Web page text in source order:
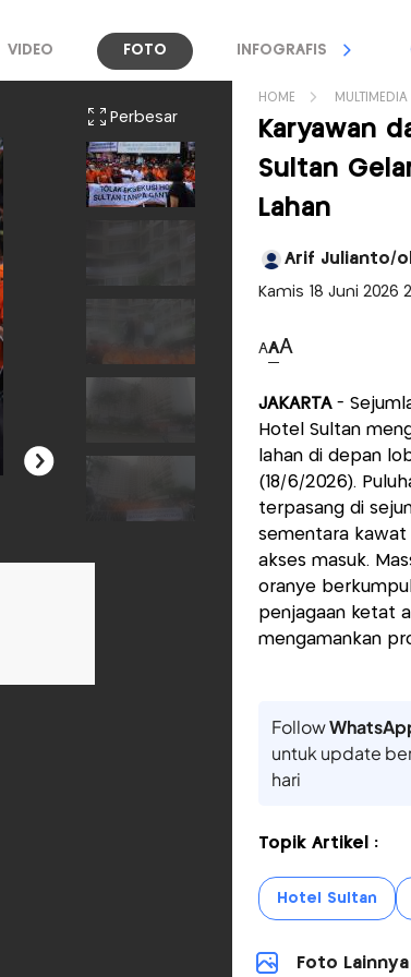
VIDEO FOTO INFOGRAFIS
Perbesar
HOME MULTIMEDIA
Karyawan
Sultan
Lahan
Arif Julianto/
Kamis 18 Juni 2026
AAA
JAKARTA-
Hotel Sultan
lahan di depan
(18/6/2026).
terpasang di
sementara
akses masuk.
oranye
penjagaan ketat
mengamankan
Follow
untuk update
hari
Topik Artikel :
Hotel Sultan
Foto Lainnya